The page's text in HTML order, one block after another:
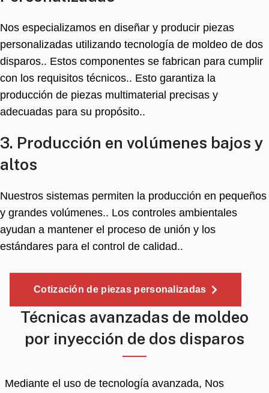
Nos especializamos en diseñar y producir piezas
personalizadas utilizando tecnología de moldeo de dos
disparos.. Estos componentes se fabrican para cumplir
con los requisitos técnicos.. Esto garantiza la
producción de piezas multimaterial precisas y
adecuadas para su propósito..
3. Producción en volúmenes bajos y
altos
Nuestros sistemas permiten la producción en pequeños
y grandes volúmenes.. Los controles ambientales
ayudan a mantener el proceso de unión y los
estándares para el control de calidad..
Cotización de piezas personalizadas
Técnicas avanzadas de moldeo
por inyección de dos disparos
Mediante el uso de tecnología avanzada, Nos